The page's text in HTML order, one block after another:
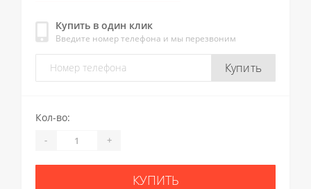
Купить в один клик
Введите номер телефона и мы перезвоним
Купить
Кол-во:
- +
КУПИТЬ